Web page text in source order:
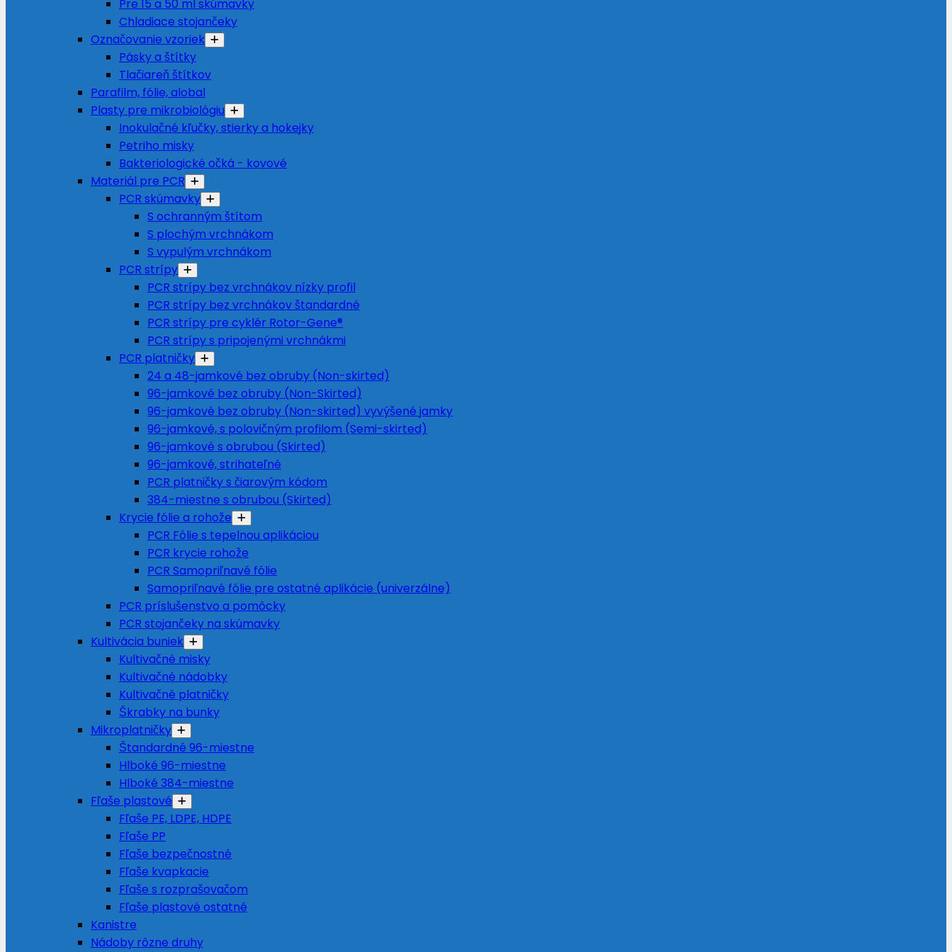
Pre 15 a 50 ml skúmavky
Chladiace stojančeky
Označovanie vzoriek
Pásky a štítky
Tlačiareň štítkov
Parafilm, fólie, alobal
Plasty pre mikrobiológiu
Inokulačné kľučky, stierky a hokejky
Petriho misky
Bakteriologické očká - kovové
Materiál pre PCR
PCR skúmavky
S ochranným štítom
S plochým vrchnákom
S vypulým vrchnákom
PCR strípy
PCR strípy bez vrchnákov nízky profil
PCR strípy bez vrchnákov štandardné
PCR strípy pre cyklér Rotor-Gene®
PCR strípy s pripojenými vrchnákmi
PCR platničky
24 a 48-jamkové bez obruby (Non-skirted)
96-jamkové bez obruby (Non-Skirted)
96-jamkové bez obruby (Non-skirted) vyvýšené jamky
96-jamkové, s polovičným profilom (Semi-skirted)
96-jamkové s obrubou (Skirted)
96-jamkové, strihateľné
PCR platničky s čiarovým kódom
384-miestne s obrubou (Skirted)
Krycie fólie a rohože
PCR Fólie s tepelnou aplikáciou
PCR krycie rohože
PCR Samopriľnavé fólie
Samopriľnavé fólie pre ostatné aplikácie (univerzálne)
PCR príslušenstvo a pomôcky
PCR stojančeky na skúmavky
Kultivácia buniek
Kultivačné misky
Kultivačné nádobky
Kultivačné platničky
Škrabky na bunky
Mikroplatničky
Štandardné 96-miestne
Hlboké 96-miestne
Hlboké 384-miestne
Fľaše plastové
Fľaše PE, LDPE, HDPE
Fľaše PP
Fľaše bezpečnostné
Fľaše kvapkacie
Fľaše s rozprašovačom
Fľaše plastové ostatné
Kanistre
Nádoby rôzne druhy